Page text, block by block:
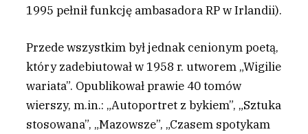
1995 pełnił funkcję ambasadora RP w Irlandii).
Przede wszystkim był jednak cenionym poetą,
który zadebiutował w 1958 r. utworem „Wigilie
wariata”. Opublikował prawie 40 tomów
wierszy, m.in.: „Autoportret z bykiem”, „Sztuka
stosowana”, „Mazowsze”, „Czasem spotykam